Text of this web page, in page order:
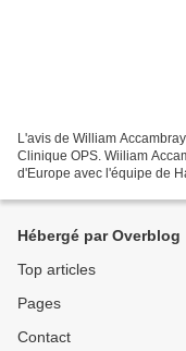
L'avis de William
Clinique OPS. Wiiliam
d'Europe avec l'équipe de
Hébergé par Overblog
Top articles
Pages
Contact